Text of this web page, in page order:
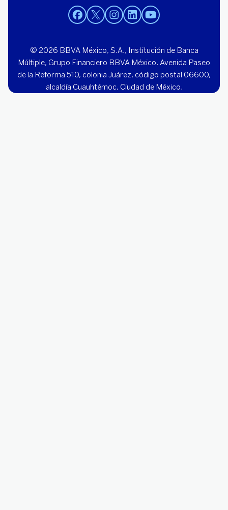
© 2026 BBVA México, S.A., Institución de Banca
Múltiple, Grupo Financiero BBVA México. Avenida Paseo
de la Reforma 510, colonia Juárez, código postal 06600,
alcaldía Cuauhtémoc, Ciudad de México.